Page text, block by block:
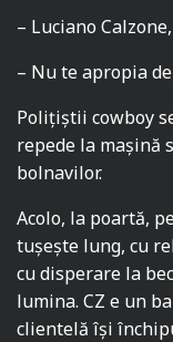
– Luciano
– Nu te apropia
Polițiștii cowboy
repede la mașină
bolnavilor.
Acolo, la poartă,
tușește lung, cu
cu disperare la
lumina. CZ e un
clientelă își